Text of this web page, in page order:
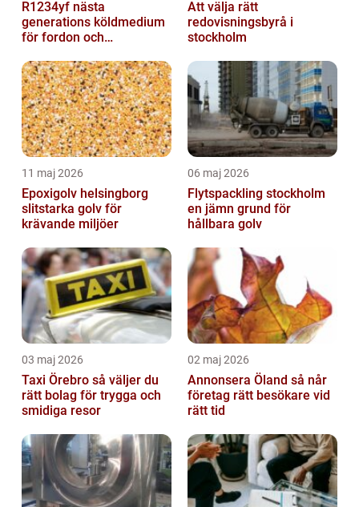
R1234yf nästa
generations köldmedium
för fordon och
Att välja rätt
redovisningsbyrå i
stockholm
11 maj 2026
Epoxigolv helsingborg
slitstarka golv för
krävande miljöer
06 maj 2026
Flytspackling stockholm
en jämn grund för
hållbara golv
03 maj 2026
Taxi Örebro så väljer du
rätt bolag för trygga och
smidiga resor
02 maj 2026
Annonsera Öland så når
företag rätt besökare vid
rätt tid